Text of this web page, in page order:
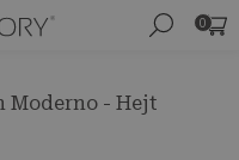
0
Moderno - Hejt